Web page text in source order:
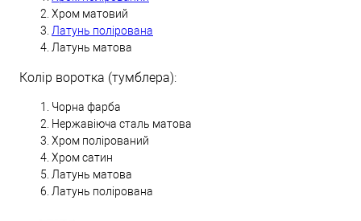
Хром матовий
Латунь полірована
Латунь матова
Колір воротка (тумблера):
Чорна фарба
Нержавіюча сталь матова
Хром полірований
Хром сатин
Латунь матова
Латунь полірована